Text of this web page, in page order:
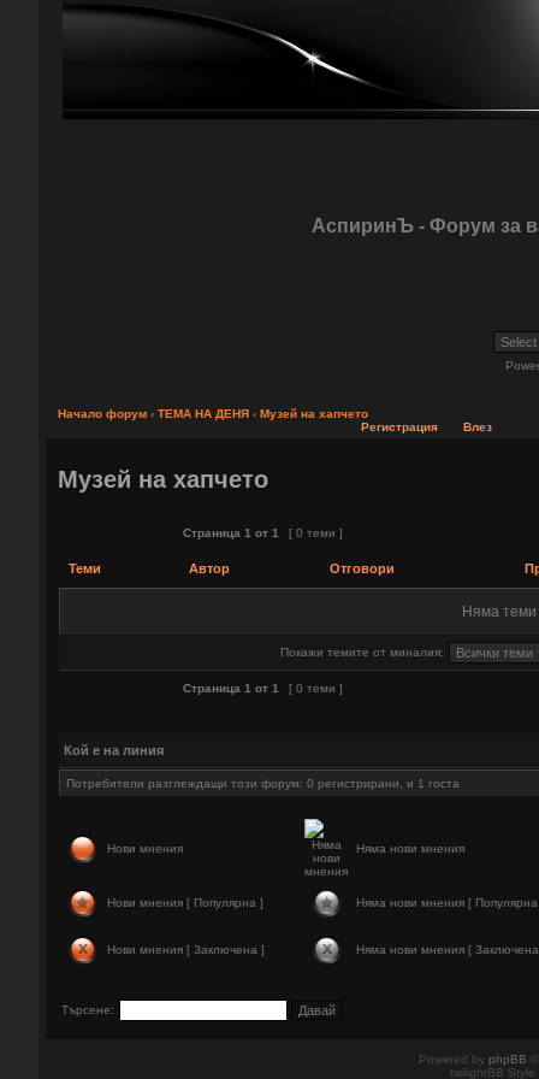
АспиринЪ - Форум за
Начало форум ‹ ТЕМА НА ДЕНЯ ‹ Музей на хапчето
Регистрация
Влез
Музей на хапчето
Страница 1 от 1 [ 0 теми ]
Теми Автор Отговори
Няма
Покажи темите от миналия:
Страница 1 от 1 [ 0 теми ]
Кой е на линия
Потребители разглеждащи този форум: 0 регистрирани, и 1 госта
Нови мнения Няма нови мнения
Нови мнения [ Популярна ] Няма нови мнения [
Нови мнения [ Заключена ] Няма нови мнения [
Търсене:
Powered by phpBB
twilightBB